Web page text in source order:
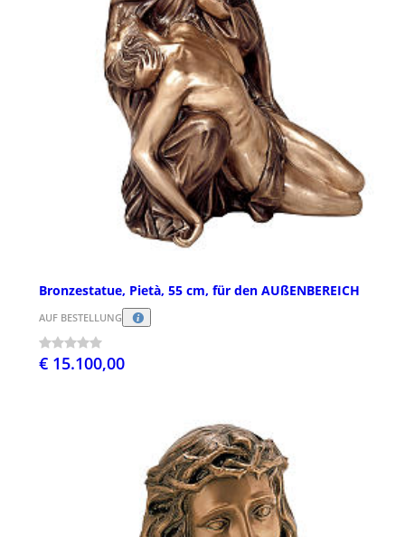
Bronzestatue, Pietà, 55 cm, für den AUßENBEREICH
AUF BESTELLUNG
€ 15.100,00